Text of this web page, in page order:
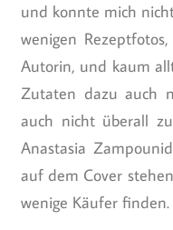
und konnte mich
wenigen
Autorin, und kaum
Zutaten dazu auch
auch nicht überall
Anastasia
auf dem Cover
wenige Käufer